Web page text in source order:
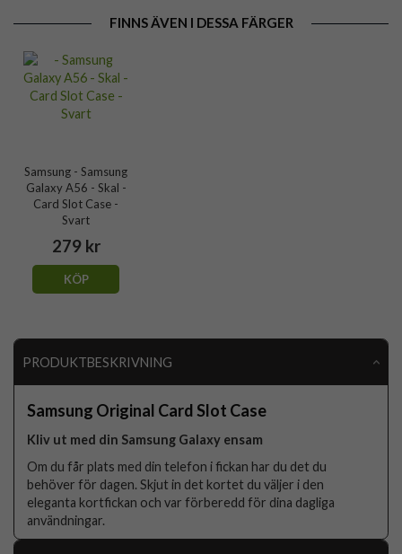
FINNS ÄVEN I DESSA FÄRGER
Samsung - Samsung
Galaxy A56 - Skal -
Card Slot Case -
Svart
279 kr
KÖP
PRODUKTBESKRIVNING
Samsung Original Card Slot Case
Kliv ut med din Samsung Galaxy ensam
Om du får plats med din telefon i fickan har du det du
behöver för dagen. Skjut in det kortet du väljer i den
eleganta kortfickan och var förberedd för dina dagliga
användningar.